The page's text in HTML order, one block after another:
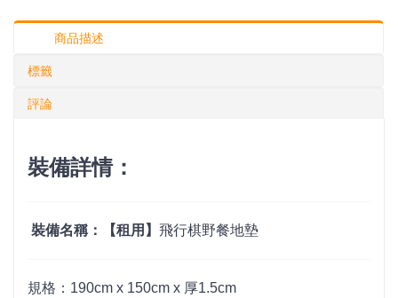
商品描述
標籤
評論
裝備詳情：
裝備名稱：【租用】 飛行棋野餐地墊
規格： 190cm x 150cm x 厚1.5cm